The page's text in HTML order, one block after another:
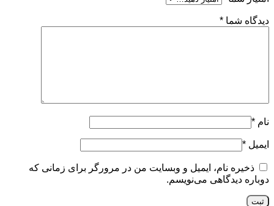
دیدگاه شما *
نام *
ایمیل *
ذخیره نام، ایمیل و وبسایت من در مرورگر برای زمانی که
دوباره دیدگاهی می‌نویسم.